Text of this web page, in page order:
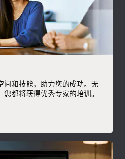
间和技能，助力您的成功。无
都将获得优秀专家的培训。